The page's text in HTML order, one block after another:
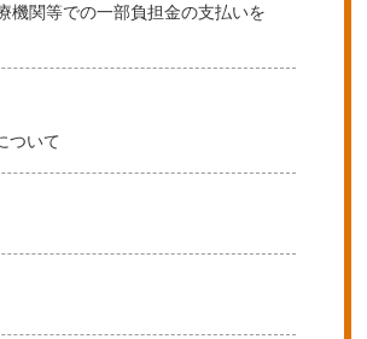
機関等での一部負担金の支払いを
ついて